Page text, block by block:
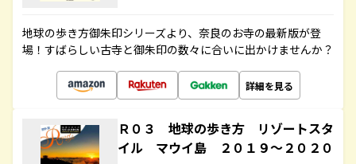
地球の歩き方御朱印シリーズより、奈良のお寺の最新版が登
場！すばらしい古寺と御朱印の数々に合いに出かけませんか？
詳細を見る
Ｒ０３ 地球の歩き方 リゾートスタ
イル マウイ島 ２０１９～２０２０